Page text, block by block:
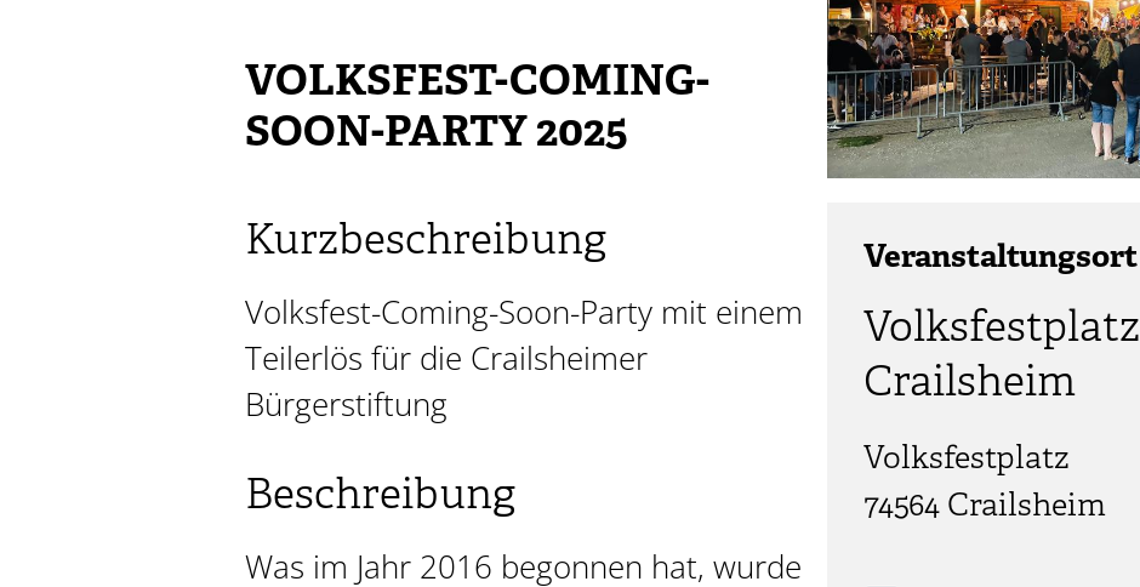
VOLKSFEST-COMING-
SOON-PARTY 2025
Kurzbeschreibung
Volksfest-Coming-Soon-Party mit einem
Teilerlös für die Crailsheimer
Bürgerstiftung
Beschreibung
Was im Jahr 2016 begonnen hat, wurde
Veranstaltungsort
Volksfestplatz
Crailsheim
Volksfestplatz
74564 Crailsheim